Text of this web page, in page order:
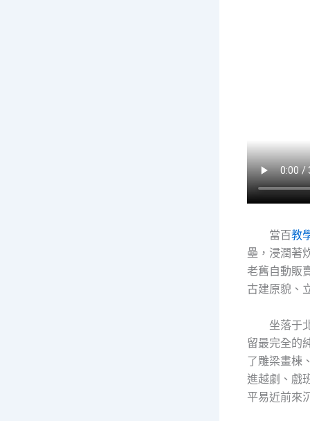
當百教
壘，浸潤著
老舊自動販
古建原貌、
坐落于
留最完全的
了雕梁畫棟
進越劇、戲
平易近前來